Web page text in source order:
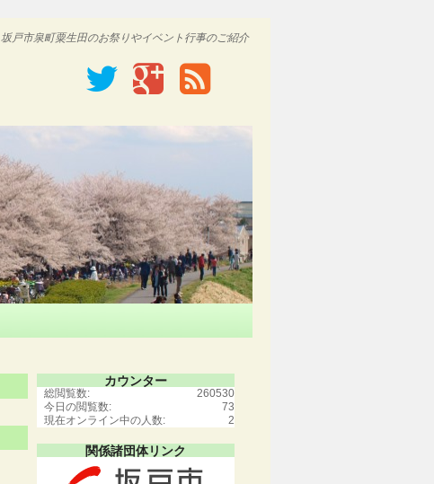
坂戸市泉町粟生田のお祭りやイベント行事のご紹介
カウンター
260530
総閲覧数:
73
今日の閲覧数:
2
現在オンライン中の人数:
関係諸団体リンク